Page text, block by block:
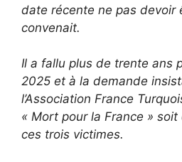
date récente ne pas devoir
convenait.
Il a fallu plus de trente ans
2025 et à la demande
l’Association France
« Mort pour la France »
ces trois victimes.